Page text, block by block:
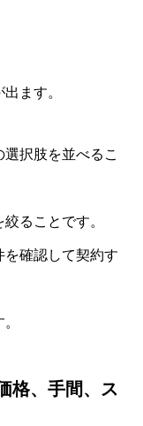
ます。
択肢を並べるこ
ることです。
確認して契約す
格、手間、ス